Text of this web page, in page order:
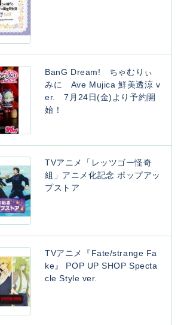
BanG Dream! ちゃむりぃ
みに Ave Mujica 鮮美透涼 v
er. 7月24日(金)より予約開
始！
TVアニメ「レッツゴー怪奇
組」アニメ化記念 ポップアッ
プストア
TVアニメ『Fate/strange Fa
ke』 POP UP SHOP Specta
cle Style ver.